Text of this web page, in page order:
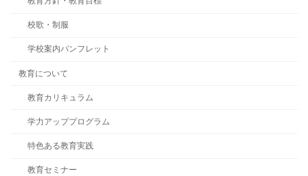
校歌・制服
学校案内パンフレット
教育について
教育カリキュラム
学力アッププログラム
特色ある教育実践
教育セミナー